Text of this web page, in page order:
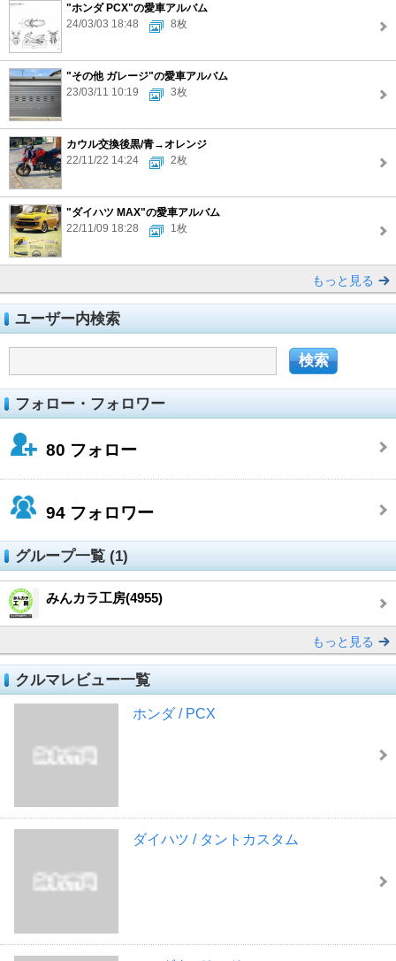
"ホンダ PCX"の愛車アルバム
24/03/03 18:48
8枚
"その他 ガレージ"の愛車アルバム
23/03/11 10:19
3枚
カウル交換後黒/青→オレンジ
22/11/22 14:24
2枚
"ダイハツ MAX"の愛車アルバム
22/11/09 18:28
1枚
もっと見る
ユーザー内検索
フォロー・フォロワー
80 フォロー
94 フォロワー
グループ一覧 (1)
みんカラ工房(4955)
もっと見る
クルマレビュー一覧
ホンダ / PCX
ダイハツ / タントカスタム